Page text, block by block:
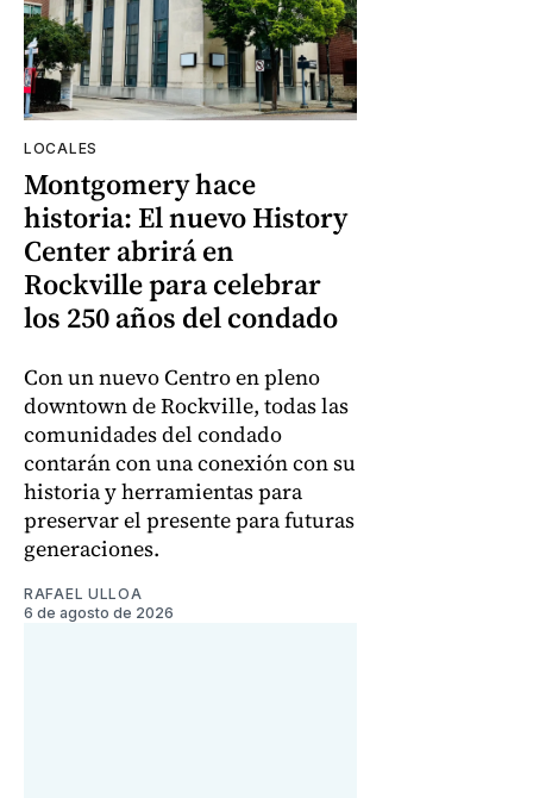
LOCALES
Montgomery hace
historia: El nuevo History
Center abrirá en
Rockville para celebrar
los 250 años del condado
Con un nuevo Centro en pleno
downtown de Rockville, todas las
comunidades del condado
contarán con una conexión con su
historia y herramientas para
preservar el presente para futuras
generaciones.
RAFAEL ULLOA
6 de agosto de 2026